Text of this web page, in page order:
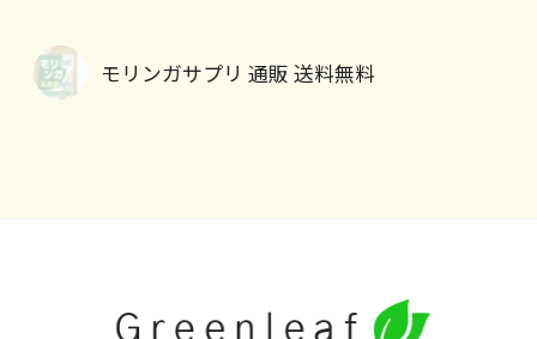
モリンガサプリ 通販 送料無料